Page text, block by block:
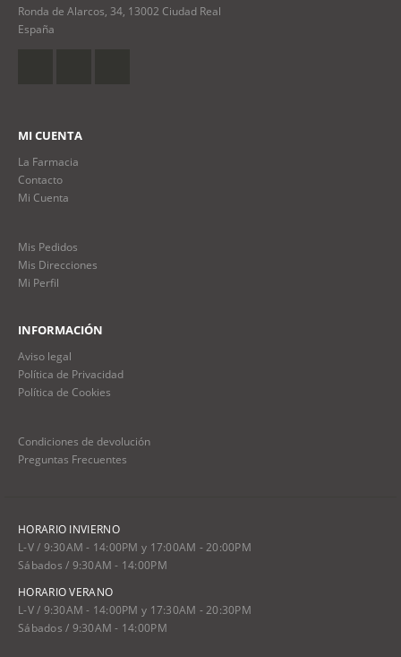
Ronda de Alarcos, 34, 13002 Ciudad Real
España
MI CUENTA
La Farmacia
Contacto
Mi Cuenta
Mis Pedidos
Mis Direcciones
Mi Perfil
INFORMACIÓN
Aviso legal
Política de Privacidad
Política de Cookies
Condiciones de devolución
Preguntas Frecuentes
HORARIO INVIERNO
L-V / 9:30AM - 14:00PM y 17:00AM - 20:00PM
Sábados / 9:30AM - 14:00PM
HORARIO VERANO
L-V / 9:30AM - 14:00PM y 17:30AM - 20:30PM
Sábados / 9:30AM - 14:00PM